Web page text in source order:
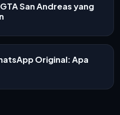
San Andreas yang
Original: Apa